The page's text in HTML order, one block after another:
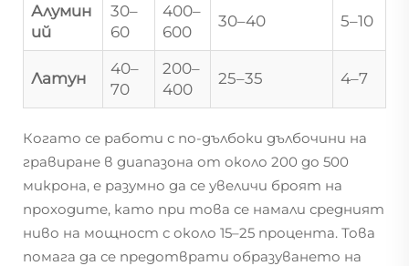
Алумин
ий
30–
60
400–
600
30–40 5–10
Латун
40–
70
200–
400
25–35 4–7
Когато се работи с по-дълбоки дълбочини на
гравиране в диапазона от около 200 до 500
микрона, е разумно да се увеличи броят на
проходите, като при това се намали средният
ниво на мощност с около 15–25 процента. Това
помага да се предотврати образуването на